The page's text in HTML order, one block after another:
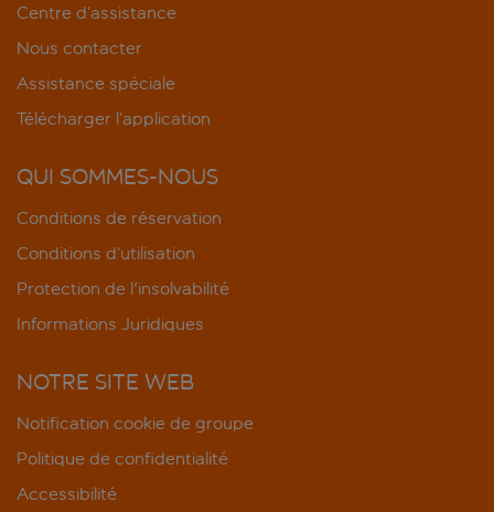
Centre d’assistance
Nous contacter
Assistance spéciale
Télécharger l’application
QUI SOMMES-NOUS
Conditions de réservation
Conditions d’utilisation
Protection de l'insolvabilité
Informations Juridiques
NOTRE SITE WEB
Notification cookie de groupe
Politique de confidentialité
Accessibilité